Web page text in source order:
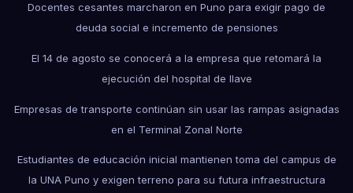
Docentes cesantes marcharon en Puno para exigir pago de
deuda social e incremento de pensiones
El 14 de agosto se conocerá a la empresa que retomará la
ejecución del hospital de Ilave
Empresas de transporte continúan sin usar las rampas asignadas
en el Terminal Zonal Norte
Estudiantes de educación inicial mantienen toma del campus de
la UNA Puno y exigen terreno para su futura infraestructura